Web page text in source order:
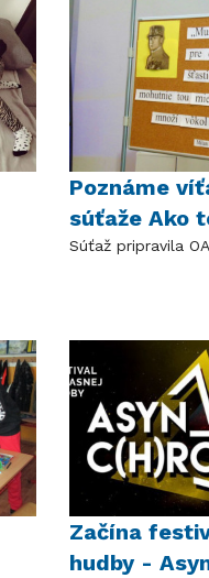
Poznáme
súťaže Ako
Súťaž pripravila
Začína
hudby -